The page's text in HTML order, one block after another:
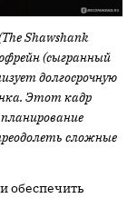
Shawshank
(сыгранный
долгосрочную
Этот кадр
сложные
обеспечить